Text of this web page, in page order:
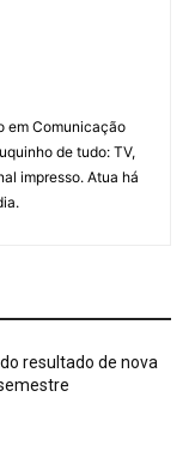
em Comunicação
de tudo: TV,
impresso. Atua há
resultado de nova